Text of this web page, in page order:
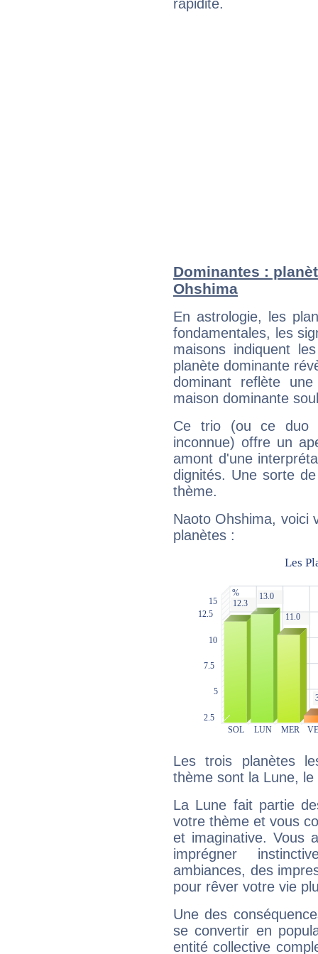
rapidité.
Dominantes :
Ohshima
En astrologie, les
fondamentales, les
maisons indiquent
planète dominante
dominant reflète
maison dominante
Ce trio (ou ce duo
inconnue) offre un
amont d'une
dignités. Une sorte
thème.
Naoto Ohshima, voici
planètes :
Les trois planètes
thème sont la Lune,
La Lune fait partie
votre thème et vous
et imaginative. Vous
imprégner
ambiances, des
pour rêver votre vie
Une des
se convertir en
entité collective